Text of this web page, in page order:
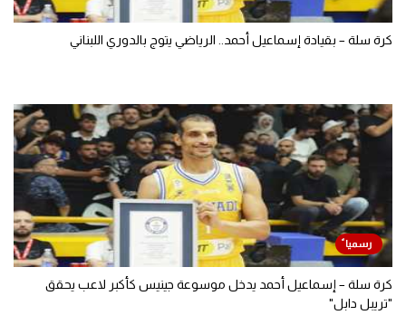
كرة سلة – بقيادة إسماعيل أحمد.. الرياضي يتوج بالدوري اللبناني
كرة سلة – إسماعيل أحمد يدخل موسوعة جينيس كأكبر لاعب يحقق
"تريبل دابل"